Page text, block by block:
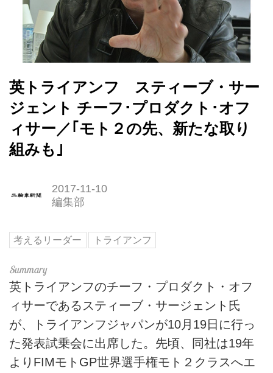
英トライアンフ スティーブ・サー
ジェント チーフ･プロダクト･オフ
ィサー／｢モト２の先、新たな取り
組みも｣
2017-11-10
編集部
考えるリーダー トライアンフ
英トライアンフのチーフ・プロダクト・オフ
ィサーであるスティーブ・サージェント氏
が、トライアンフジャパンが10月19日に行っ
た発表試乗会に出席した。先頃、同社は19年
よりFIMモトGP世界選手権モト２クラスへエ